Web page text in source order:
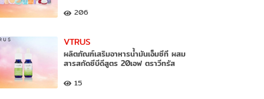
206
VTRUS
ผลิตภัณฑ์เสริมอาหารน้ำมันเอ็มซีที ผสม
สารสกัดซีบีดีสูตร 20เอฟ ตราวีทรัส
15